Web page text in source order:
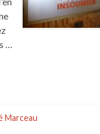
…
Marceau